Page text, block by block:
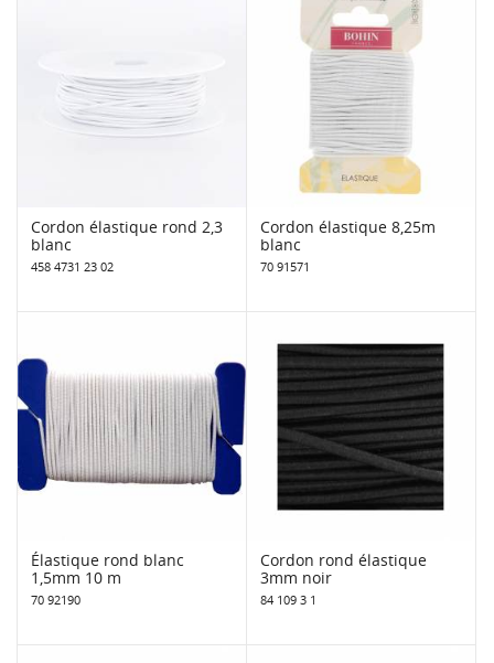
Cordon élastique rond 2,3
blanc
458 4731 23 02
Cordon élastique 8,25m
blanc
70 91571
Élastique rond blanc
1,5mm 10 m
70 92190
Cordon rond élastique
3mm noir
84 109 3 1